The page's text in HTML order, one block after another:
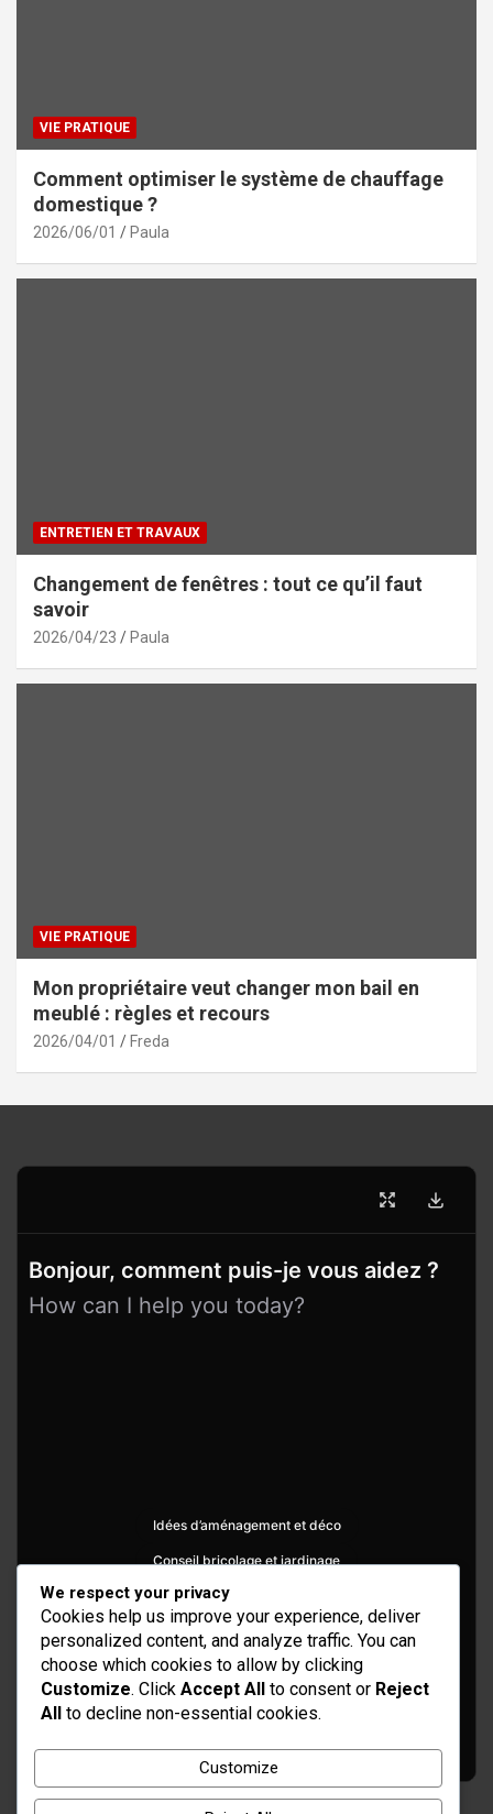
VIE PRATIQUE
Comment optimiser le système de chauffage
domestique ?
2026/06/01 Paula
ENTRETIEN ET TRAVAUX
Changement de fenêtres : tout ce qu’il faut
savoir
2026/04/23 Paula
VIE PRATIQUE
Mon propriétaire veut changer mon bail en
meublé : règles et recours
2026/04/01 Freda
Bonjour, comment puis-je vous aidez ?
How can I help you today?
Idées d’aménagement et déco
Conseil bricolage et jardinage
Choix d'outillage et de matériaux
We respect your privacy
Cookies help us improve your experience, deliver
personalized content, and analyze traffic. You can
choose which cookies to allow by clicking
Customize. Click Accept All to consent or Reject
All to decline non-essential cookies.
Customize